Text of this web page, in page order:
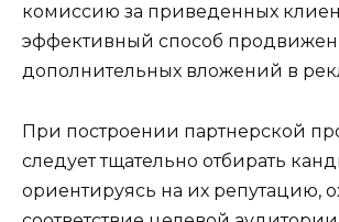
комиссию за приведенных
эффективный способ
дополнительных вложений в
При построении партнерской
следует тщательно отбирать
ориентируясь на их репутацию,